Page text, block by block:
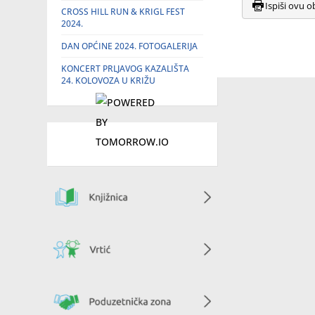
CROSS HILL RUN & KRIGL FEST
2024.
DAN OPĆINE 2024. FOTOGALERIJA
KONCERT PRLJAVOG KAZALIŠTA
24. KOLOVOZA U KRIŽU
Ispiši ovu